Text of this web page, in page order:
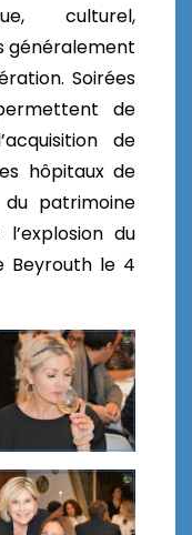
culturel,
généralement
Soirées
de
de
hôpitaux de
patrimoine
du
Beyrouth le 4